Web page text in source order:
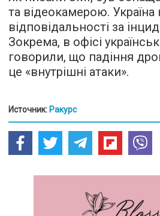
та відеокамерою. Україна
відповідальності за
Зокрема, в офісі
говорили, що падіння
це «внутрішні атаки».
Источник: Ракурс